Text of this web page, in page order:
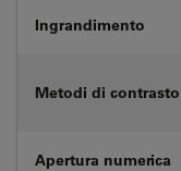
Ingrandimento
Metodi di contrasto
Apertura numerica